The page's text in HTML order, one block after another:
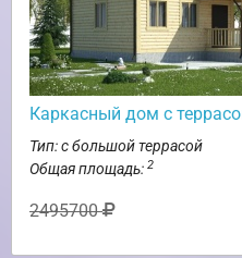
Каркасный дом с
Тип: с большой террасой
Общая площадь: 2
2495700